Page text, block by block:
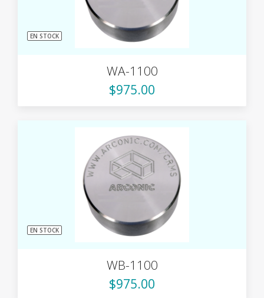
EN STOCK
WA-1100
$975.00
EN STOCK
WB-1100
$975.00